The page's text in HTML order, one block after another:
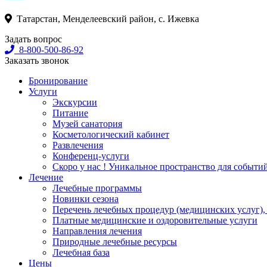
Татарстан, Менделеевский район, с. Ижевка
Задать вопрос
8-800-500-86-92
Заказать звонок
Бронирование
Услуги
Экскурсии
Питание
Музей санатория
Косметологический кабинет
Развлечения
Конференц-услуги
Скоро у нас ! Уникальное пространство для
Лечение
Лечебные программы
Новинки сезона
Перечень лечебных процедур (медицинских
Платные медицинские и оздоровительные услуги
Направления лечения
Природные лечебные ресурсы
Лечебная база
Цены